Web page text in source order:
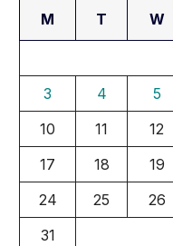
M T W
3
4 5
10
11 12
17
18 19
24
25 26
31